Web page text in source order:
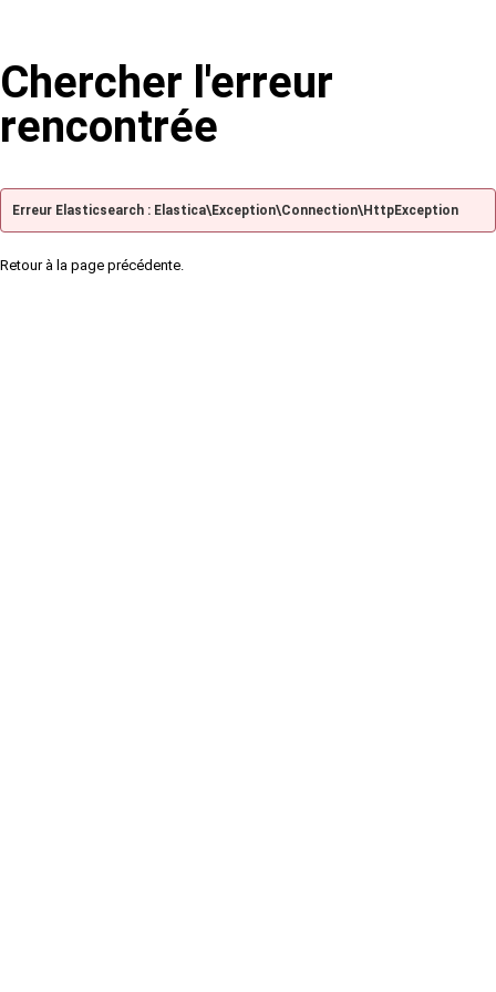
Chercher l'erreur
rencontrée
Erreur Elasticsearch : Elastica\Exception\Connection\HttpException
Retour à la page précédente.